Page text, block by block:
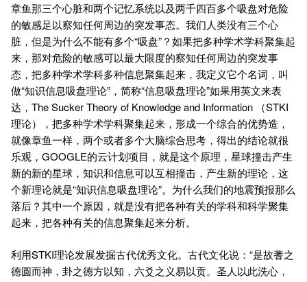
章鱼那三个心脏和两个记忆系统以及两千四百多个吸盘对危险
的敏感足以察知任何周边的突发事态。我们人类没有三个心
脏，但是为什么不能有多个“吸盘”？如果把多种学术学科聚集起
来，那对危险的敏感可以最大限度的察知任何周边的突发事
态，把多种学术学科多种信息聚集起来，我定义它个名词，叫
做“知识信息吸盘理论”，简称“信息吸盘理论”如果用英文来表
达，The Sucker Theory of Knowledge and Information （STKI
理论），把多种学术学科聚集起来，形成一个综合的优势造，
就像章鱼一样，两个或者多个大脑综合思考，得出的结论就很
乐观，GOOGLE的云计划项目，就是这个原理，星球撞击产生
新的新的星球，知识和信息可以互相撞击，产生新的理论，这
个新理论就是“知识信息吸盘理论”。为什么我们的地震预报那么
落后？其中一个原因，就是没有把各种有关的学科和科学聚集
起来，把各种有关的信息聚集起来分析。
利用STKI理论发展发掘古代优秀文化。古代文化说：“是故蓍之
德圆而神，卦之德方以知，六爻之义易以贡。圣人以此洗心，